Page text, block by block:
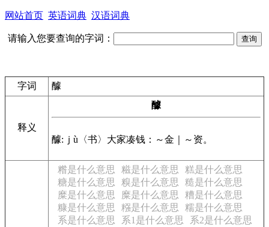
网站首页 英语词典 汉语词典
请输入您要查询的字词：
字词 醵
释义
醵
醵:ｊù〈书〉大家凑钱：～金｜～资。
糌是什么意思 糍是什么意思
糕是什么意思
糖是什么意思
糗是什么意思
糙是什么意思
糜是什么意思
糜是什么意思
糟是什么意思
糠是什么意思
糨是什么意思
糯是什么意思
系是什么意思
系1是什么意思
系2是什么意思